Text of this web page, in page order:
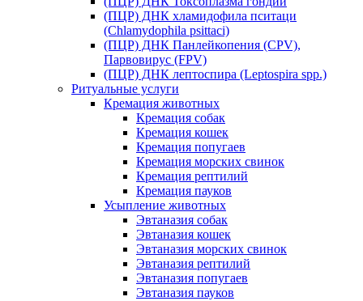
(ПЦР) ДНК хламидофила пситаци
(Chlamydophila psittaci)
(ПЦР) ДНК Панлейкопения (CPV),
Парвовирус (FPV)
(ПЦР) ДНК лептоспира (Leptospira spp.)
Ритуальные услуги
Кремация животных
Кремация собак
Кремация кошек
Кремация попугаев
Кремация морских свинок
Кремация рептилий
Кремация пауков
Усыпление животных
Эвтаназия собак
Эвтаназия кошек
Эвтаназия морских свинок
Эвтаназия рептилий
Эвтаназия попугаев
Эвтаназия пауков